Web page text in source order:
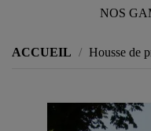
NOS
ACCUEIL Housse de